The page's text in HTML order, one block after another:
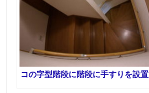
コの字型階段に階段に手すりを設置